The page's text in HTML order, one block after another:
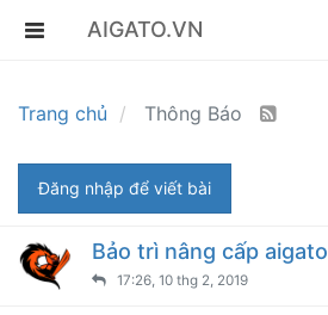
AIGATO.VN
Trang chủ Thông Báo
Đăng nhập để viết bài
Bảo trì nâng cấp aigato
17:26, 10 thg 2, 2019